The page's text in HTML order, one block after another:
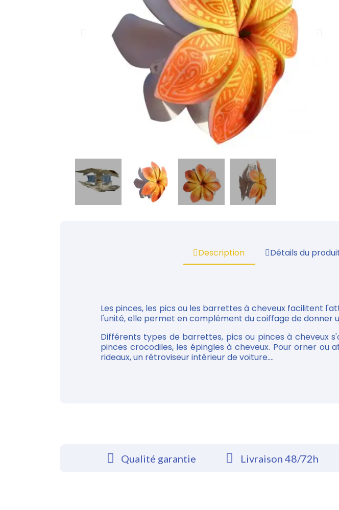
Description Détails du
Les pinces, les pics ou les barrettes à cheveux facilitent
l'unité, elle permet en complément du coiffage de donner
Différents types de barrettes, pics ou pinces à cheveux
pinces crocodiles, les épingles à cheveux. Pour orner
rideaux, un rétroviseur intérieur de voiture....
Qualité garantie Livraison 48/72h